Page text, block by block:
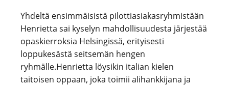
Yhdeltä ensimmäisistä pilottiasiakasryhmistään
Henrietta sai kyselyn mahdollisuudesta järjestää
opaskierroksia Helsingissä, erityisesti
loppukesästä seitsemän hengen
ryhmälle.Henrietta löysikin italian kielen
taitoisen oppaan, joka toimii alihankkijana ja